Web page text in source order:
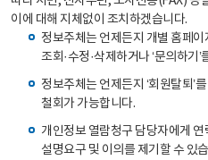
이에 대해 지체없이 조치하겠습니다.
정보주체는 언제든지 개별 홈페이
조회·수정·삭제하거나 ‘문의하기
정보주체는 언제든지 ‘회원탈퇴’
철회가 가능합니다.
개인정보 열람청구 담당자에게
설명요구 및 이의를 제기할 수 있